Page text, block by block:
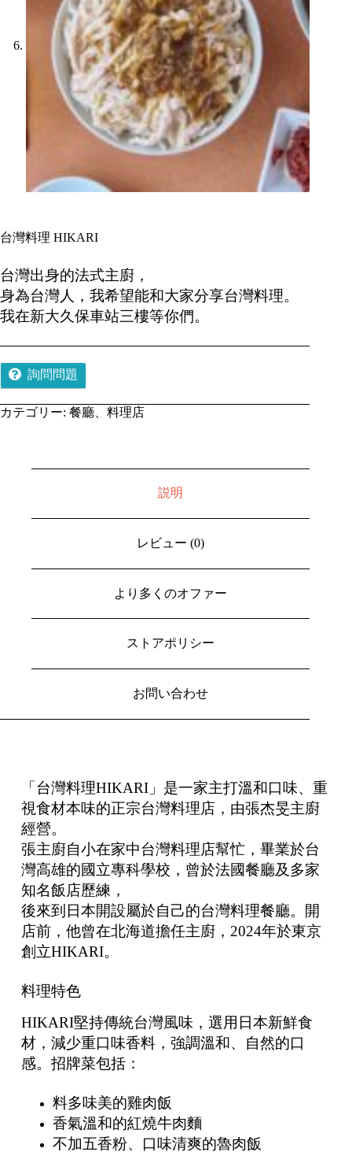
台灣料理 HIKARI
台灣出身的法式主廚，
身為台灣人，我希望能和大家分享台灣料理。
我在新大久保車站三樓等你們。
詢問問題
カテゴリー: 餐廳、料理店
説明
レビュー (0)
より多くのオファー
ストアポリシー
お問い合わせ
「台灣料理HIKARI」是一家主打溫和口味、重
視食材本味的正宗台灣料理店，由張杰旻主廚
經營。
張主廚自小在家中台灣料理店幫忙，畢業於台
灣高雄的國立專科學校，曾於法國餐廳及多家
知名飯店歷練，
後來到日本開設屬於自己的台灣料理餐廳。開
店前，他曾在北海道擔任主廚，2024年於東京
創立HIKARI。
料理特色
HIKARI堅持傳統台灣風味，選用日本新鮮食
材，減少重口味香料，強調溫和、自然的口
感。招牌菜包括：
料多味美的雞肉飯
香氣溫和的紅燒牛肉麵
不加五香粉、口味清爽的魯肉飯